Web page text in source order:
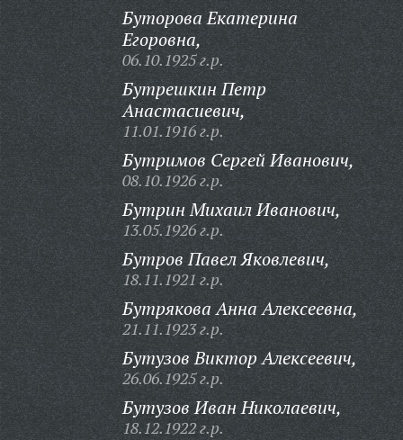
Буторова Екатерина
Егоровна,
06.10.1925 г.р.
Бутрешкин Петр
Анастасиевич,
11.01.1916 г.р.
Бутримов Сергей Иванович,
08.10.1926 г.р.
Бутрин Михаил Иванович,
13.05.1926 г.р.
Бутров Павел Яковлевич,
18.11.1921 г.р.
Бутрякова Анна Алексеевна,
21.11.1923 г.р.
Бутузов Виктор Алексеевич,
26.06.1925 г.р.
Бутузов Иван Николаевич,
18.12.1922 г.р.